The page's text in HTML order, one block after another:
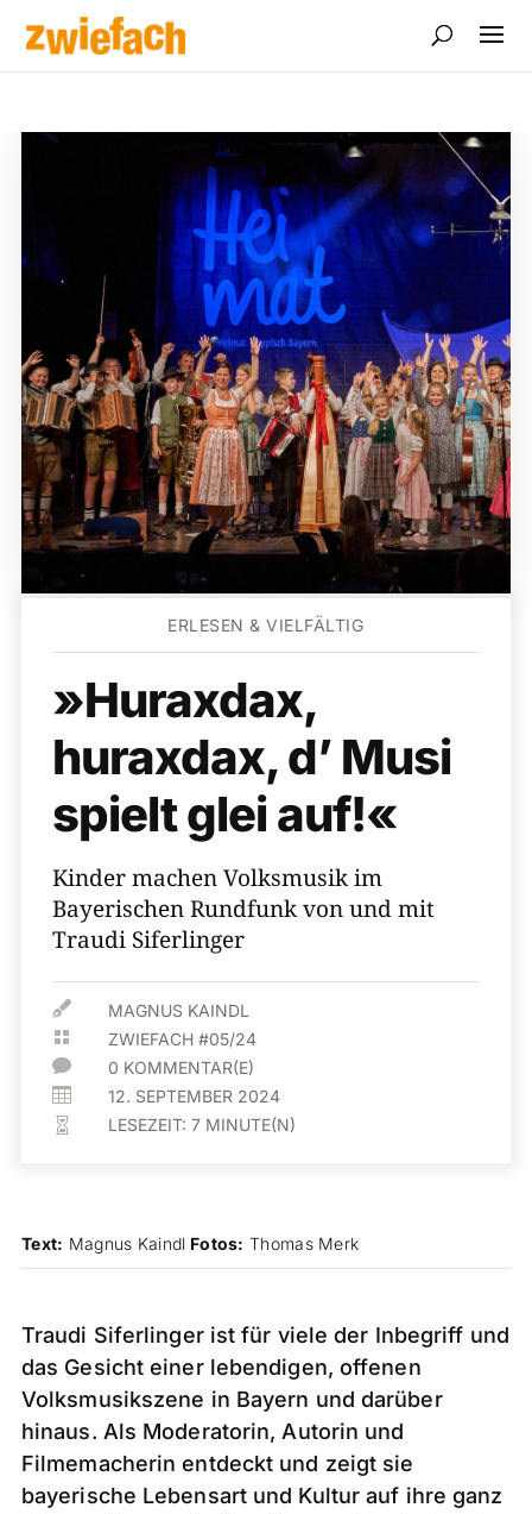
ERLESEN & VIELFÄLTIG
»Huraxdax,
huraxdax, d’ Musi
spielt glei auf!«
Kinder machen Volksmusik im
Bayerischen Rundfunk von und mit
Traudi Siferlinger
 MAGNUS KAINDL
 ZWIEFACH #05/24
 0 KOMMENTAR(E)
 12. SEPTEMBER 2024
 LESEZEIT:7 MINUTE(N)
Text: Magnus Kaindl Fotos: Thomas Merk
Traudi Siferlinger ist für viele der Inbegriff und
das Gesicht einer lebendigen, offenen
Volksmusikszene in Bayern und darüber
hinaus. Als Moderatorin, Autorin und
Filmemacherin entdeckt und zeigt sie
bayerische Lebensart und Kultur auf ihre ganz